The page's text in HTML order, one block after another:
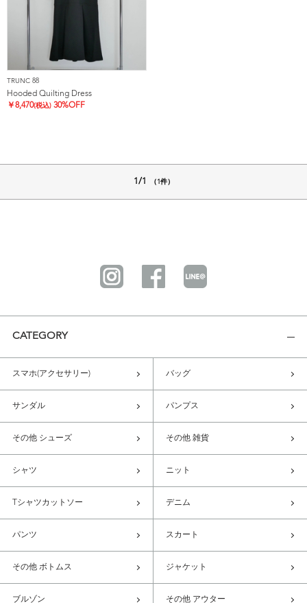
TRUNC 88
Hooded Quilting Dress
￥8,470(税込) 30%OFF
1/1 （1件）
CATEGORY
スマホ(アクセサリー) バッグ
サンダル パンプス
その他 シューズ その他 雑貨
シャツ ニット
Tシャツカットソー デニム
パンツ スカート
その他 ボトムス ジャケット
ブルゾン その他 アウター